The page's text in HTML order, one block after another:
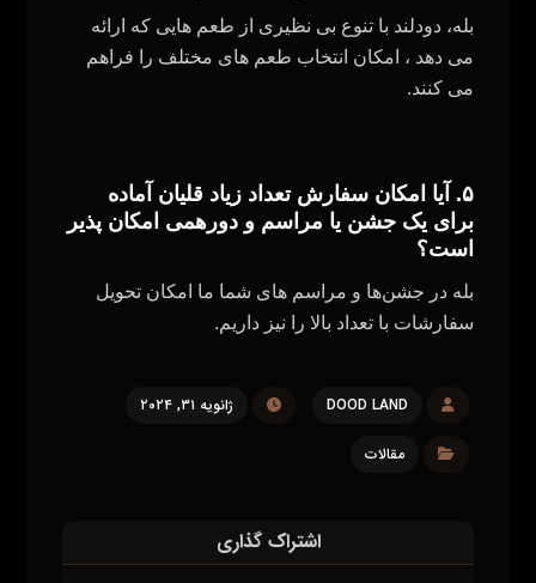
بله، دودلند با تنوع بی نظیری از طعم هایی که ارائه
می دهد ، امکان انتخاب طعم‌ های مختلف را فراهم
می‌ کنند.
۵. آیا امکان سفارش تعداد زیاد قلیان آماده
برای یک جشن یا مراسم و دورهمی امکان پذیر
است؟
بله در جشن‌ها و مراسم های شما ما امکان تحویل
سفارشات با تعداد بالا را نیز داریم.
DOOD LAND ژانویه ۳۱, ۲۰۲۴
مقالات